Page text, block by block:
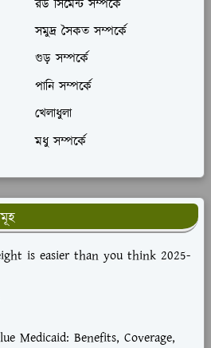
রড সিমেন্ট সম্পর্কে
সমুদ্র সৈকত সম্পর্কে
গুড় সম্পর্কে
পানি সম্পর্কে
খেলাধুলা
মধু সম্পর্কে
is easier than you think 2025-
Medicaid: Benefits, Coverage,